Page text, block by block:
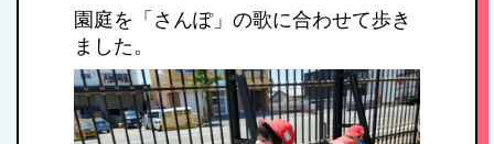
園庭を「さんぽ」の歌に合わせて歩き
ました。